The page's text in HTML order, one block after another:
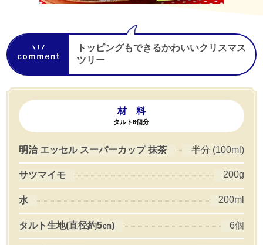
トッピングもできるかわいいクリスマス
ツリー
材 料
タルト6個分
明治 エッセル スーパーカップ 抹茶 半分 (100ml)
サツマイモ 200g
水 200ml
タルト生地(直径約5㎝) 6個